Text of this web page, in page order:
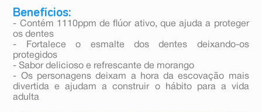
Benefícios:
- Contém 1110ppm de flúor ativo, que ajuda a proteger
os dentes
- Fortalece o esmalte dos dentes deixando-os
protegidos
- Sabor delicioso e refrescante de morango
- Os personagens deixam a hora da escovação mais
divertida e ajudam a construir o hábito para a vida
adulta